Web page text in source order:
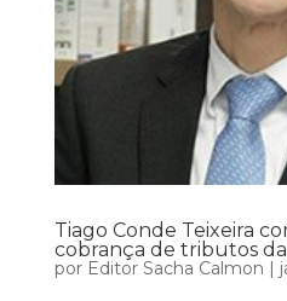
Tiago Conde Teixeira
cobrança de tributos
por Editor Sacha Calmon |